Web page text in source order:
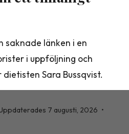
saknade länken i en
i uppföljning och
Sara Bussqvist.
7 augusti, 2026 •